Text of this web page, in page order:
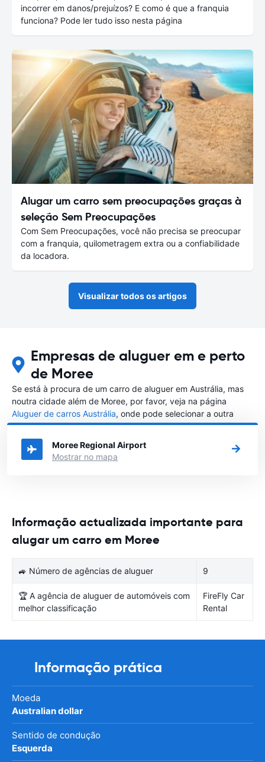
incorrer em danos/prejuízos? E como é que a franquia
funciona? Pode ler tudo isso nesta página
Alugar um carro sem preocupações graças à
seleção Sem Preocupações
Com Sem Preocupações, você não precisa se preocupar
com a franquia, quilometragem extra ou a confiabilidade
da locadora.
Visualizar todos os artigos
Empresas de aluguer em e perto
de Moree
Se está à procura de um carro de aluguer em Austrália, mas
noutra cidade além de Moree, por favor, veja na página
Aluguer de carros Austrália, onde pode selecionar a outra
cidade em Austrália que gostaria de alugar um carro
Moree Regional Airport
Mostrar no mapa
Informação actualizada importante para
alugar um carro em Moree
🚙 Número de agências de aluguer 9
🏆 A agência de aluguer de automóveis com
melhor classificação
FireFly Car
Rental
Informação prática
Moeda
Australian dollar
Sentido de condução
Esquerda